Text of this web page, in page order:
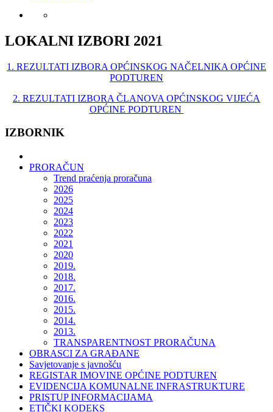
LOKALNI IZBORI 2021
1. REZULTATI IZBORA OPĆINSKOG NAČELNIKA OPĆINE
PODTUREN
2. REZULTATI IZBORA ČLANOVA OPĆINSKOG VIJEĆA
OPĆINE PODTUREN
IZBORNIK
PRORAČUN
Trend praćenja proračuna
2026
2025
2024
2023
2022
2021
2020
2019.
2018.
2017.
2016.
2015.
2014.
2013.
TRANSPARENTNOST PRORAČUNA
OBRASCI ZA GRAĐANE
Savjetovanje s javnošću
REGISTAR IMOVINE OPĆINE PODTUREN
EVIDENCIJA KOMUNALNE INFRASTRUKTURE
PRISTUP INFORMACIJAMA
ETIČKI KODEKS